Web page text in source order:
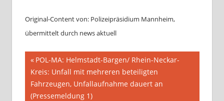
Original-Content von: Polizeipräsidium Mannheim,
übermittelt durch news aktuell
Beitragsnavigation
Vorheriger
Beitrag:
POL-MA: Helmstadt-Bargen/ Rhein-Neckar-
Kreis: Unfall mit mehreren beteiligten
Fahrzeugen, Unfallaufnahme dauert an
(Pressemeldung 1)